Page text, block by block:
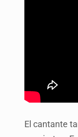
El cantante